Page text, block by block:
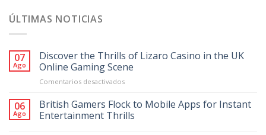
ÚLTIMAS NOTICIAS
07
Ago
Discover the Thrills of Lizaro Casino in the UK
Online Gaming Scene
Comentarios desactivadosen
the
Thrills
of
06
Ago
British Gamers Flock to Mobile Apps for Instant
Entertainment Thrills